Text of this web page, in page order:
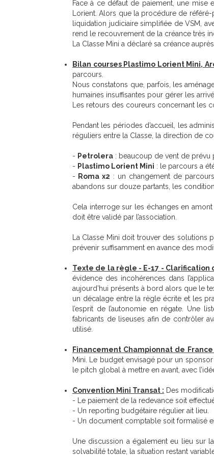
Face à ce défaut de paiement, une
Lorient. Alors que la procédure de
liquidation judiciaire simplifiée de VSM,
rend le recouvrement de la créance très
La Classe Mini a déclaré sa créance
Bilan courses Plastimo Lorient Mini,
parcours.
Nous constatons que, parfois, les
humaines insuffisantes pour gérer les
Les retours des coureurs concernant les
Pendant les périodes d’accueil, les
réguliers entre la Classe, la direction de
- Petrolera : beaucoup de vent de prévu
- Plastimo Lorient Mini : le parcours a
- Roma x2 : un changement de
abandons sur douze partants, les
Cela interroge sur les échanges en
doit être validé par l’association.
La Classe Mini doit trouver des
prévenir suffisamment en avance des
Texte de la règle - E-17 - Clarification
évidence des incohérences dans
aujourd’hui présents à bord alors que le
un décalage entre la règle écrite et les
l’esprit de l’autonomie en régate. Une
fabricants de liseuses afin de contrôler
utilisé.
Financement Championnat de
Mini. Le budget envisagé pour un
le pitch global à mettre en avant, avec
Convention Mini Transat : Des
- Le paiement de la redevance soit
- Un reporting budgétaire régulier ait lieu.
- Un document comptable soit formalisé
Une discussion a également eu lieu sur
solvabilité totale, la situation restant